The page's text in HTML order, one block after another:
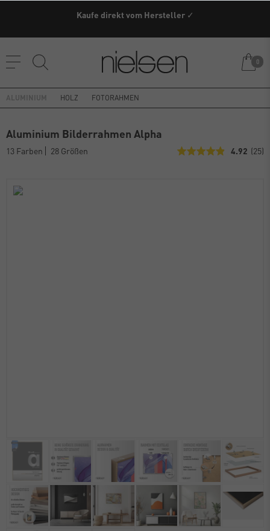
Kaufe direkt vom Hersteller ✓
0
HOLZ FOTORAHMEN
Aluminium Bilderrahmen Alpha
13 Farben 28 Größen 4.92 (25)